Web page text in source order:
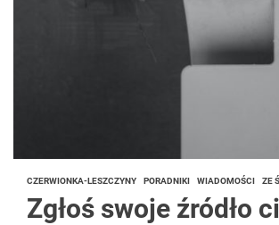
CZERWIONKA-LESZCZYNY PORADNIKI WIADOMOŚCI ZE
Zgłoś swoje źródło